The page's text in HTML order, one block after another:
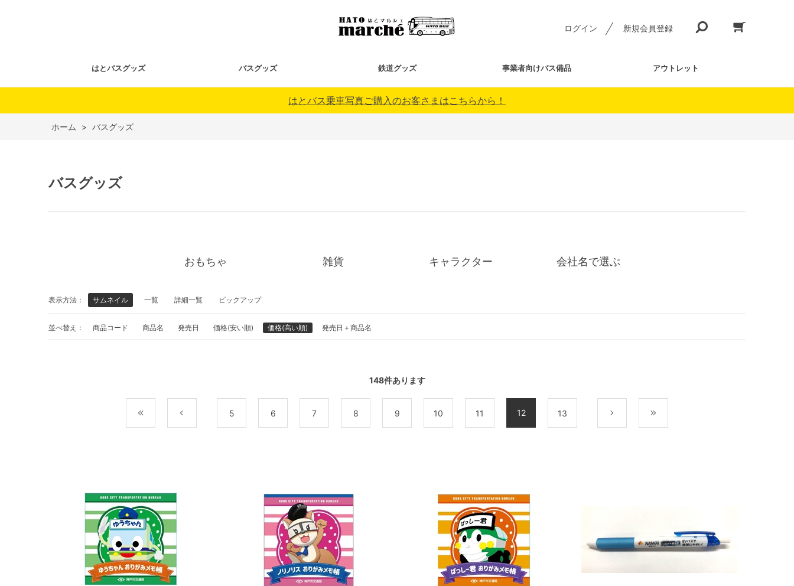
ログイン 新規会員登録
はとバスグッズ バスグッズ 鉄道グッズ 事業者向けバス備品 アウトレット
はとバス乗車写真ご購入のお客さまはこちらから！
ホーム > バスグッズ
バスグッズ
おもちゃ 雑貨 キャラクター 会社名で選ぶ
表示方法： サムネイル 一覧 詳細一覧 ピックアップ
並べ替え： 商品コード 商品名 発売日 価格(安い順) 価格(高い順) 発売日＋商品名
148件あります
5 6 7 8 9 10 11 12 13